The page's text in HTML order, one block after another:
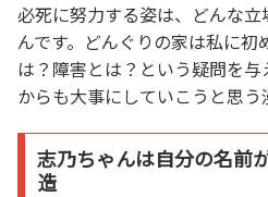
必死に努力する姿は、どんな
んです。どんぐりの家は私に初
は？障害とは？という疑問を
からも大事にしていこうと思う
志乃ちゃんは自分の名前
造